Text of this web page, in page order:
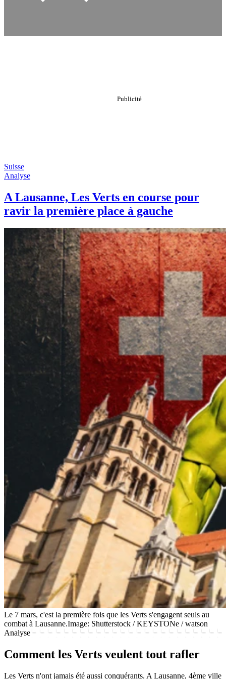
Suisse
Analyse
A Lausanne, Les Verts en course pour
ravir la première place à gauche
Le 7 mars, c'est la première fois que les Verts s'engagent seuls au
combat à Lausanne.Image: Shutterstock / KEYSTONe / watson
Analyse
Comment les Verts veulent tout rafler
Les Verts n'ont jamais été aussi conquérants. A Lausanne, 4ème ville